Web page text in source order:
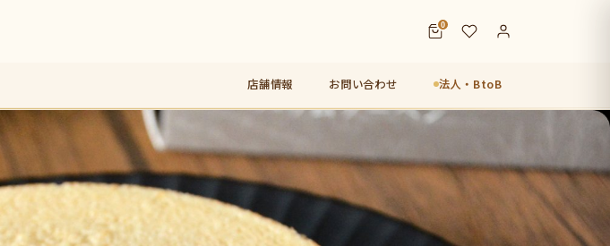
0
店舗情報 お問い合わせ 法人・BtoB
ウムクーヘン専門店【未来図】